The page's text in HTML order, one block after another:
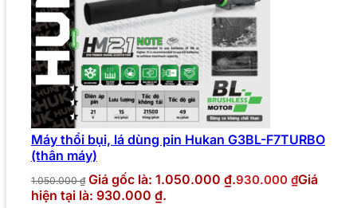
Máy thổi bụi, lá dùng pin Hukan G3BL-F7TURBO
(thân máy)
1.050.000₫ Giá gốc là: 1.050.000 ₫.930.000 ₫Giá
hiện tại là: 930.000 ₫.